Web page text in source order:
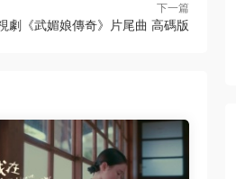
下一篇
劇《武媚娘傳奇》片尾曲 高碼版